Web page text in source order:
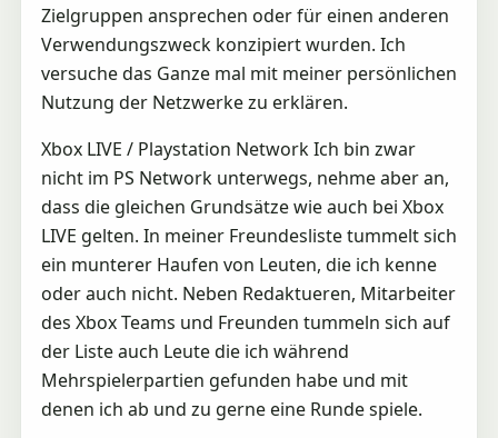
Zielgruppen ansprechen oder für einen anderen
Verwendungszweck konzipiert wurden. Ich
versuche das Ganze mal mit meiner persönlichen
Nutzung der Netzwerke zu erklären.
Xbox LIVE / Playstation Network Ich bin zwar
nicht im PS Network unterwegs, nehme aber an,
dass die gleichen Grundsätze wie auch bei Xbox
LIVE gelten. In meiner Freundesliste tummelt sich
ein munterer Haufen von Leuten, die ich kenne
oder auch nicht. Neben Redaktueren, Mitarbeiter
des Xbox Teams und Freunden tummeln sich auf
der Liste auch Leute die ich während
Mehrspielerpartien gefunden habe und mit
denen ich ab und zu gerne eine Runde spiele.